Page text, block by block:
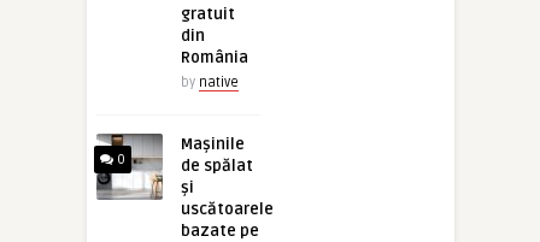
gratuit
din
România
by native
0
Mașinile
de spălat
și
uscătoarele
bazate pe